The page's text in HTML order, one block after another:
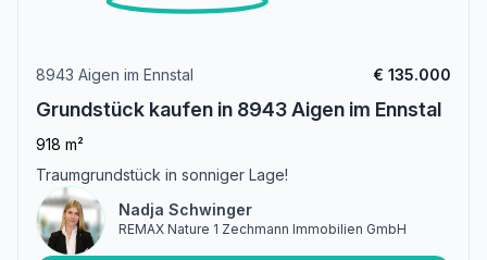
8943 Aigen im Ennstal € 135.000
Grundstück kaufen in 8943 Aigen im Ennstal
918 m²
Traumgrundstück in sonniger Lage!
Nadja Schwinger
REMAX Nature 1 Zechmann Immobilien GmbH